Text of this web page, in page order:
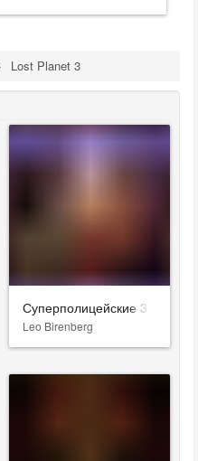
Lost Planet 3
джедай
Суперполицейские 3
Leo Birenberg